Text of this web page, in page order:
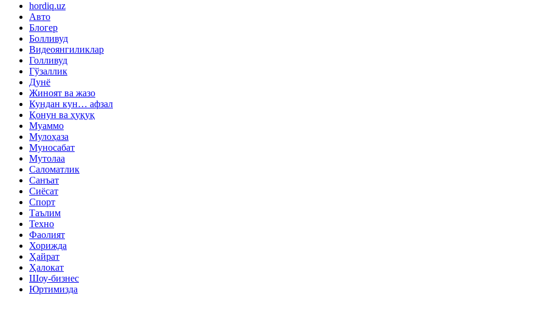
hordiq.uz
Авто
Блогер
Болливуд
Видеоянгиликлар
Голливуд
Гўзаллик
Дунё
Жиноят ва жазо
Кундан кун… афзал
Қонун ва ҳуқуқ
Муаммо
Мулоҳаза
Муносабат
Мутолаа
Саломатлик
Санъат
Сиёсат
Спорт
Таълим
Техно
Фаолият
Хорижда
Ҳайрат
Ҳалокат
Шоу-бизнес
Юртимизда